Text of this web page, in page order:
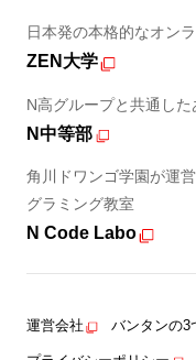
日本発の本格的なオン
ZEN大学
N高グループと共通し
N中等部
角川ドワンゴ学園が運
グラミング教室
N Code Labo
運営会社 バンタンの3